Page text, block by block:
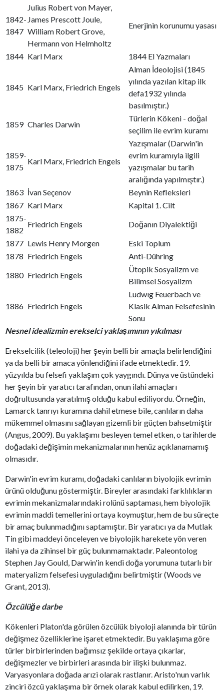
1842-
1847
Julius Robert von Mayer,
James Prescott Joule,
William Robert Grove,
Hermann von Helmholtz
Enerjinin korunumu yasası
1844 Karl Marx 1844 El Yazmaları
1845 Karl Marx, Friedrich Engels
Alman İdeolojisi (1845
yılında yazılan kitap ilk
defa1932 yılında
basılmıştır.)
1859 Charles Darwin
Türlerin Kökeni - doğal
seçilim ile evrim kuramı
1859-
1875
Karl Marx, Friedrich Engels
Yazışmalar (Darwin'in
evrim kuramıyla ilgili
yazışmalar bu tarih
aralığında yapılmıştır.)
1863 İvan Seçenov
Beynin Refleksleri
1867 Karl Marx
Kapital 1. Cilt
1875-
1882
Friedrich Engels
Doğanın Diyalektiği
1877 Lewis Henry Morgen
Eski Toplum
1878 Friedrich Engels
Anti-Dühring
1880 Friedrich Engels
Ütopik Sosyalizm ve
Bilimsel Sosyalizm
1886 Friedrich Engels
Ludwıg Feuerbach ve
Klasik Alman Felsefesinin
Sonu
Nesnel idealizmin erekselci yaklaşımının yıkılması
Erekselcilik (teleoloji) her şeyin belli bir amaçla belirlendiğini
ya da belli bir amaca yönlendiğini ifade etmektedir. 19.
yüzyılda bu felsefi yaklaşım çok yaygındı. Dünya ve üstündeki
her şeyin bir yaratıcı tarafından, onun ilahi amaçları
doğrultusunda yaratılmış olduğu kabul ediliyordu. Örneğin,
Lamarck tanrıyı kuramına dahil etmese bile, canlıların daha
mükemmel olmasını sağlayan gizemli bir güçten bahsetmiştir
(Angus, 2009). Bu yaklaşımı besleyen temel etken, o tarihlerde
doğadaki değişimin mekanizmalarının henüz açıklanamamış
olmasıdır.
Darwin'in evrim kuramı, doğadaki canlıların biyolojik evrimin
ürünü olduğunu göstermiştir. Bireyler arasındaki farklılıkların
evrimin mekanizmalarındaki rolünü saptaması, hem biyolojik
evrimin maddi temellerini ortaya koymuştur, hem de bu süreçte
bir amaç bulunmadığını saptamıştır. Bir yaratıcı ya da Mutlak
Tin gibi maddeyi önceleyen ve biyolojik harekete yön veren
ilahi ya da zihinsel bir güç bulunmamaktadır. Paleontolog
Stephen Jay Gould, Darwin'in kendi doğa yorumuna tutarlı bir
materyalizm felsefesi uyguladığını belirtmiştir (Woods ve
Grant, 2013).
Özcülüğe darbe
Kökenleri Platon'da görülen özcülük biyoloji alanında bir türün
değişmez özelliklerine işaret etmektedir. Bu yaklaşıma göre
türler birbirlerinden bağımsız şekilde ortaya çıkarlar,
değişmezler ve birbirleri arasında bir ilişki bulunmaz.
Varyasyonlara doğada arızi olarak rastlanır. Aristo'nun varlık
zinciri özcü yaklaşıma bir örnek olarak kabul edilirken, 19.